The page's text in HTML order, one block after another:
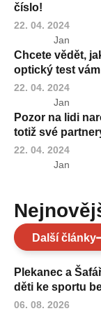
číslo!
22. 04. 2024
Jan
Chcete vědět,
optický test
22. 04. 2024
Jan
Pozor na lidi
totiž své
22. 04. 2024
Jan
Další články
Plekanec a
děti ke sportu
06. 08. 2026